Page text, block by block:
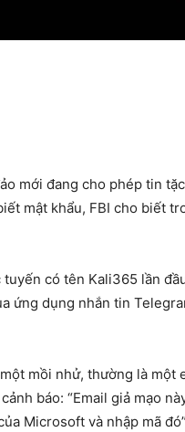
mới đang cho phép tin
mật khẩu, FBI cho biết
có tên Kali365 lần
ứng dụng nhắn tin
mồi nhử, thường là một
báo: “Email giả mạo
Microsoft và nhập mã